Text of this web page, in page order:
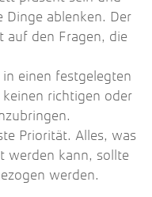
Dinge ablenken. Der
auf den Fragen, die
einen festgelegten
richtigen oder
Priorität. Alles, was
werden kann, sollte
werden.